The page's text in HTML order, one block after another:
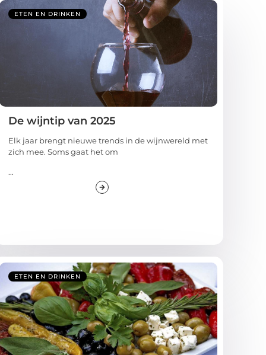
ETEN EN DRINKEN
De wijntip van 2025
Elk jaar brengt nieuwe trends in de wijnwereld met
zich mee. Soms gaat het om
...
ETEN EN DRINKEN